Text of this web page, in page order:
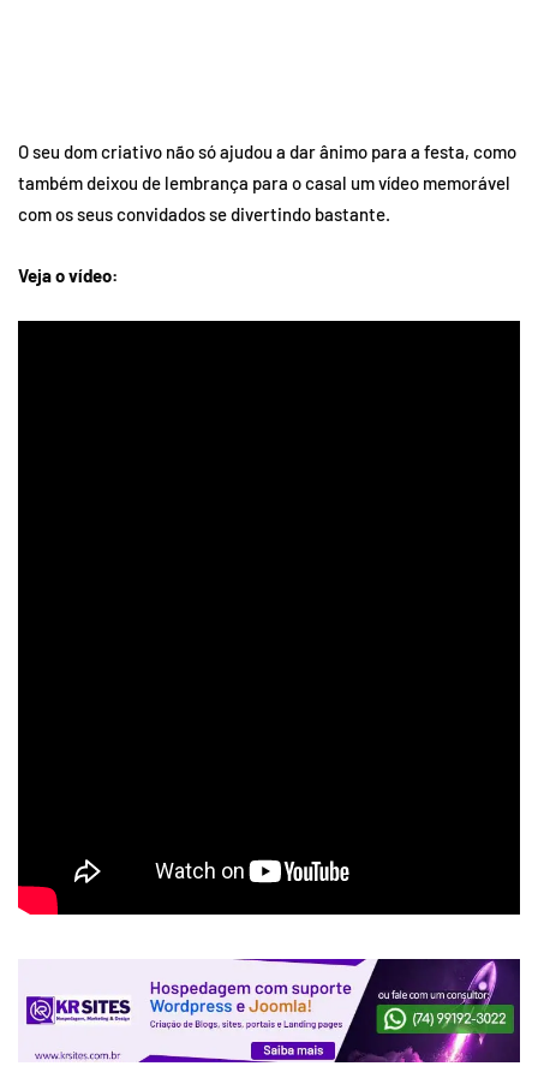
O seu dom criativo não só ajudou a dar ânimo para a festa, como
também deixou de lembrança para o casal um vídeo memorável
com os seus convidados se divertindo bastante.
Veja o vídeo: